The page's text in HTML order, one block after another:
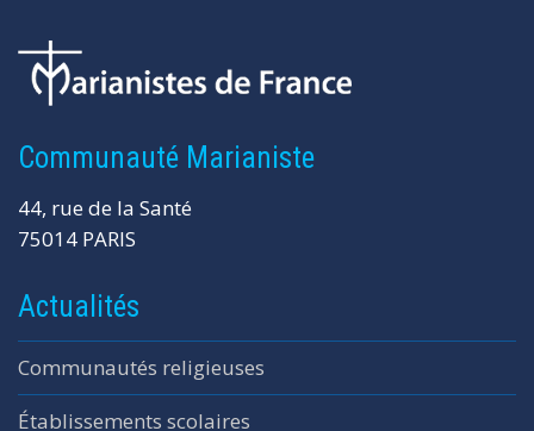
Communauté Marianiste
44, rue de la Santé
75014 PARIS
Actualités
Communautés religieuses
Établissements scolaires